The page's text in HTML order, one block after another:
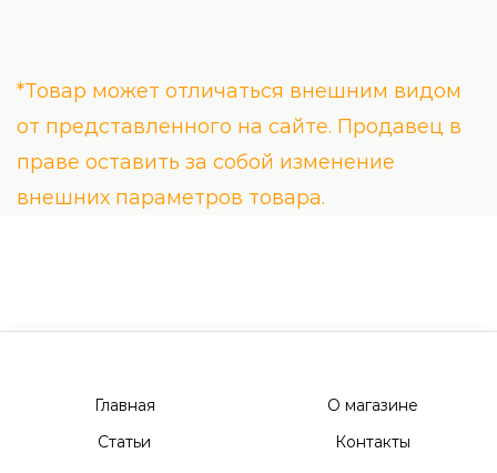
*Товар может отличаться внешним видом
от представленного на сайте. Продавец в
праве оставить за собой изменение
внешних параметров товара.
Главная
Статьи
О магазине
Контакты